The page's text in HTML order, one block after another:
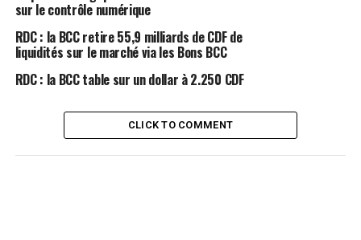
sur le contrôle numérique
RDC : la BCC retire 55,9 milliards de CDF de
liquidités sur le marché via les Bons BCC
RDC : la BCC table sur un dollar à 2.250 CDF
CLICK TO COMMENT